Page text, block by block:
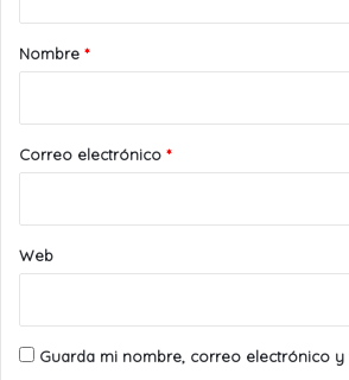
r
*
Nombre *
Correo electrónico *
Web
Guarda mi nombre, correo electrónico y